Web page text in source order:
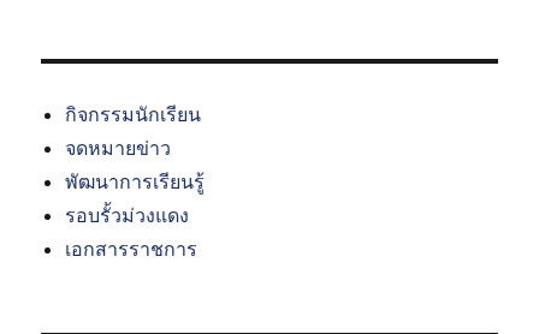
กิจกรรมนักเรียน
จดหมายข่าว
พัฒนาการเรียนรู้
รอบรั้วม่วงแดง
เอกสารราชการ